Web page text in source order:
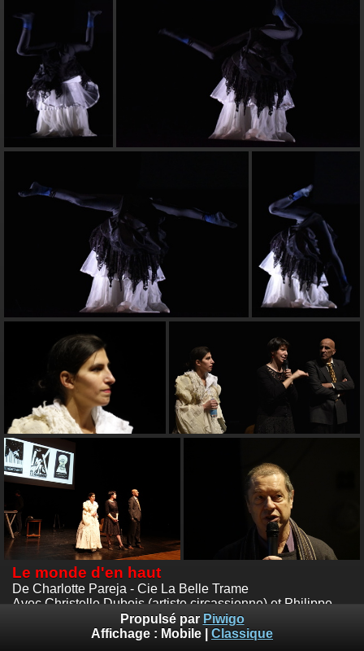
Le monde d'en haut
De Charlotte Pareja - Cie La Belle Trame
Avec Christelle Dubois (artiste circassienne) et Philippe
© Emile Zeizig
Propulsé par Piwigo
Affichage : Mobile Classique